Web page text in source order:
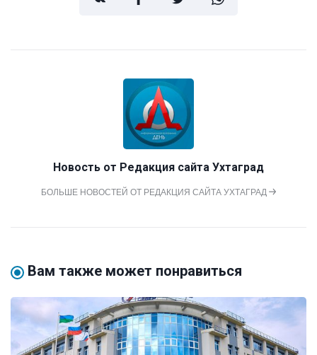
Новость от Редакция сайта Ухтаград
БОЛЬШЕ НОВОСТЕЙ ОТ РЕДАКЦИЯ САЙТА УХТАГРАД
Вам также может понравиться